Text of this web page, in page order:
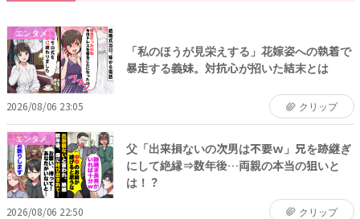
エンタメ
「私のほうが見栄えする」花嫁姿への執着で
暴走する義妹。対抗心が招いた結末とは
2026/08/06 23:05 クリップ
エンタメ
父「出来損ないの次男は不要ｗ」兄を跡継ぎ
にして絶縁⇒数年後…両親の本当の狙いと
は！？
2026/08/06 22:50 クリップ